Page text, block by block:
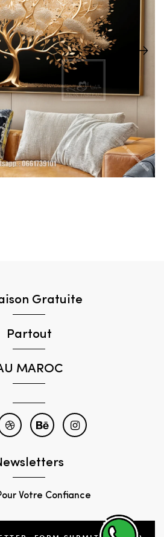
Gratuite
Partout
MAROC
Votre Confiance